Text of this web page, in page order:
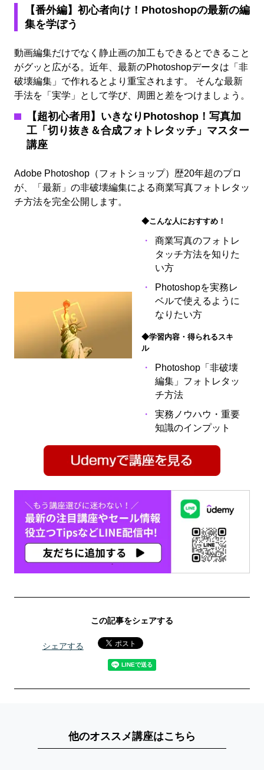
【番外編】初心者向け！Photoshopの最新の編
集を学ぼう
動画編集だけでなく静止画の加工もできるとできること
がグッと広がる。近年、最新のPhotoshopデータは「非
破壊編集」で作れるとより重宝されます。 そんな最新
手法を「実学」として学び、周囲と差をつけましょう。
【超初心者用】いきなりPhotoshop！写真加
工「切り抜き＆合成フォトレタッチ」マスター
講座
Adobe Photoshop（フォトショップ）歴20年超のプロ
が、「最新」の非破壊編集による商業写真フォトレタッ
チ方法を完全公開します。
◆こんな人におすすめ！
商業写真のフォトレ
タッチ方法を知りた
い方
Photoshopを実務レ
ベルで使えるように
なりたい方
◆学習内容・得られるスキ
ル
Photoshop「非破壊
編集」フォトレタッ
チ方法
実務ノウハウ・重要
知識のインプット
この記事をシェアする
シェアする
他のオススメ講座はこちら